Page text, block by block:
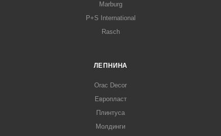
Marburg
P+S International
Rasch
ЛЕПНИНА
Orac Decor
Европласт
Плинтуса
Молдинги